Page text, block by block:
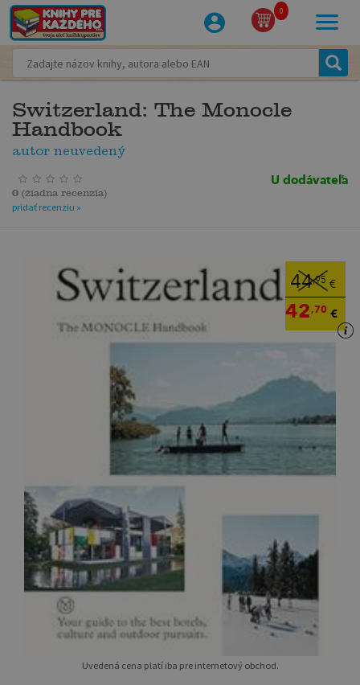
0
Switzerland: The Monocle
Handbook
autor neuvedený
U dodávateľa
0 (žiadna recenzia)
pridať recenziu »
44,95 €
42,70 €
Uvedená cena platí iba pre internetový obchod.